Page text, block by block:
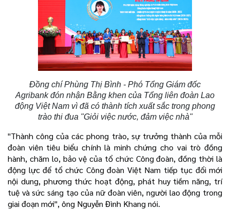
Đồng chí Phùng Thị Bình - Phó Tổng Giám đốc
Agribank đón nhận Bằng khen của Tổng liên đoàn Lao
động Việt Nam vì đã có thành tích xuất sắc trong phong
trào thi đua "Giỏi việc nước, đảm việc nhà"
"Thành công của các phong trào, sự trưởng thành của mỗi
đoàn viên tiêu biểu chính là minh chứng cho vai trò đồng
hành, chăm lo, bảo vệ của tổ chức Công đoàn, đồng thời là
động lực để tổ chức Công đoàn Việt Nam tiếp tục đổi mới
nội dung, phương thức hoạt động, phát huy tiềm năng, trí
tuệ và sức sáng tạo của nữ đoàn viên, người lao động trong
giai đoạn mới", ông Nguyễn Đình Khang nói.